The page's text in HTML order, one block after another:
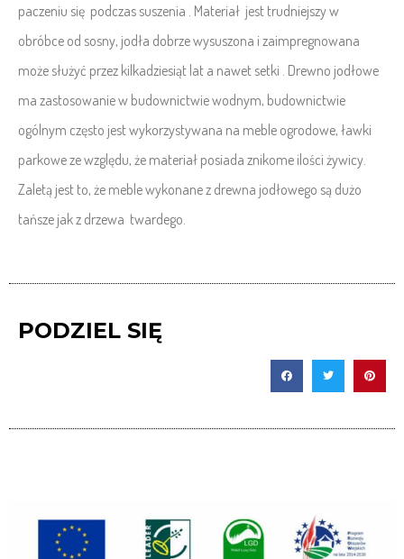
paczeniu się podczas suszenia . Materiał jest trudniejszy w
obróbce od sosny, jodła dobrze wysuszona i zaimpregnowana
może służyć przez kilkadziesiąt lat a nawet setki . Drewno jodłowe
ma zastosowanie w budownictwie wodnym, budownictwie
ogólnym często jest wykorzystywana na meble ogrodowe, ławki
parkowe ze względu, że materiał posiada znikome ilości żywicy.
Zaletą jest to, że meble wykonane z drewna jodłowego są dużo
tańsze jak z drzewa twardego.
PODZIEL SIĘ